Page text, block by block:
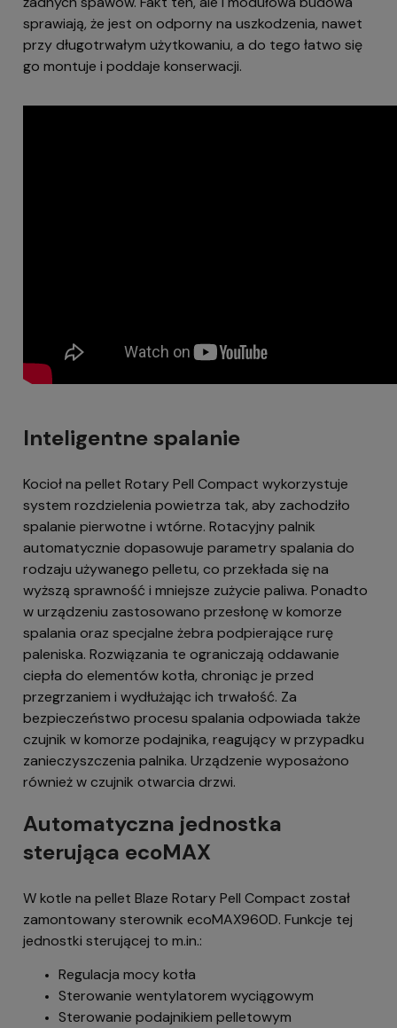
sprawiają, że jest on odporny na uszkodzenia, nawet
przy długotrwałym użytkowaniu, a do tego łatwo się
go montuje i poddaje konserwacji.
Inteligentne spalanie
Kocioł na pellet Rotary Pell Compact wykorzystuje
system rozdzielenia powietrza tak, aby zachodziło
spalanie pierwotne i wtórne. Rotacyjny palnik
automatycznie dopasowuje parametry spalania do
rodzaju używanego pelletu, co przekłada się na
wyższą sprawność i mniejsze zużycie paliwa. Ponadto
w urządzeniu zastosowano przesłonę w komorze
spalania oraz specjalne żebra podpierające rurę
paleniska. Rozwiązania te ograniczają oddawanie
ciepła do elementów kotła, chroniąc je przed
przegrzaniem i wydłużając ich trwałość. Za
bezpieczeństwo procesu spalania odpowiada także
czujnik w komorze podajnika, reagujący w przypadku
zanieczyszczenia palnika. Urządzenie wyposażono
również w czujnik otwarcia drzwi.
Automatyczna jednostka
sterująca ecoMAX
W kotle na pellet Blaze Rotary Pell Compact został
zamontowany sterownik ecoMAX960D. Funkcje tej
jednostki sterującej to m.in.:
Regulacja mocy kotła
Sterowanie wentylatorem wyciągowym
Sterowanie podajnikiem pelletowym